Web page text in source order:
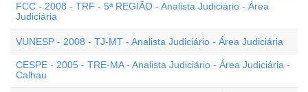
FCC - 2008 - TRF - 5ª REGIÃO - Analista Judiciário - Área
Judiciária
VUNESP - 2008 - TJ-MT - Analista Judiciário - Área Judiciária
CESPE - 2005 - TRE-MA - Analista Judiciário - Área Judiciária -
Calhau